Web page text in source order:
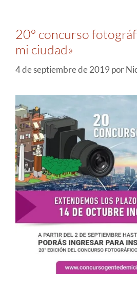
20° concurso
mi ciudad»
4 de septiembre de 2019 por